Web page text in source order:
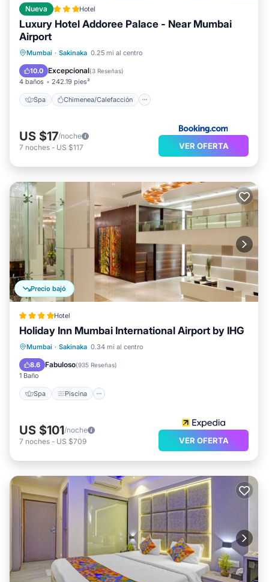
Nueva Hotel
Luxury Hotel Addoree Palace - Near Mumbai
Airport
Mumbai · Sakinaka 0.25 mi al centro
10.0 Excepcional(3 Reseñas)
4 baños 242.19 pies²
Spa Chimenea/Calefacción
Spa
Chimenea/Calefacción
Balcón/Terraza
US $17/noche
7 noches - US $117 VER OFERTA
Precio bajó
Hotel
Holiday Inn Mumbai International Airport by IHG
Mumbai · Sakinaka 0.34 mi al centro
8.6 Fabuloso(935 Reseñas)
1 Baño
Spa Piscina
Spa Piscina
Balcón/Terraza
Cocina
US $101/noche
7 noches - US $709 VER OFERTA